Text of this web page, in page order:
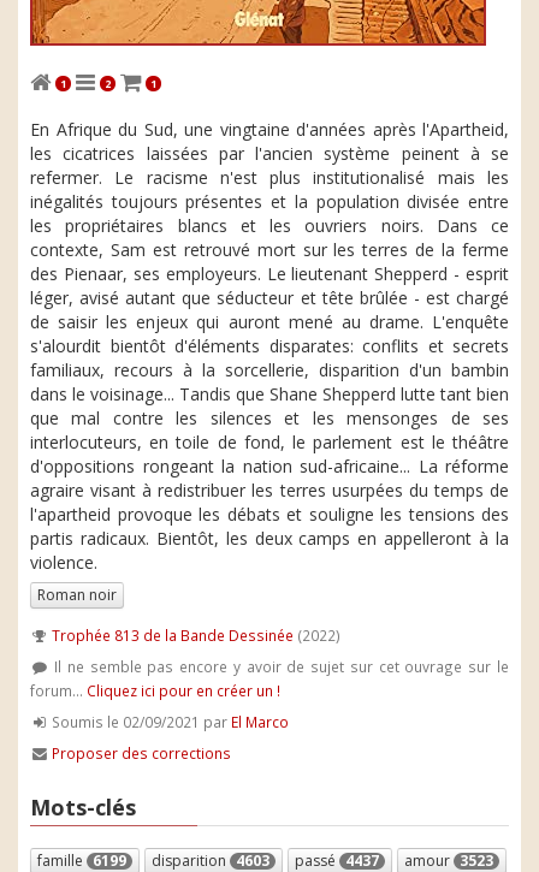
1 2 1
En Afrique du Sud, une vingtaine d'années après l'Apartheid,
les cicatrices laissées par l'ancien système peinent à se
refermer. Le racisme n'est plus institutionalisé mais les
inégalités toujours présentes et la population divisée entre
les propriétaires blancs et les ouvriers noirs. Dans ce
contexte, Sam est retrouvé mort sur les terres de la ferme
des Pienaar, ses employeurs. Le lieutenant Shepperd - esprit
léger, avisé autant que séducteur et tête brûlée - est chargé
de saisir les enjeux qui auront mené au drame. L'enquête
s'alourdit bientôt d'éléments disparates: conflits et secrets
familiaux, recours à la sorcellerie, disparition d'un bambin
dans le voisinage... Tandis que Shane Shepperd lutte tant bien
que mal contre les silences et les mensonges de ses
interlocuteurs, en toile de fond, le parlement est le théâtre
d'oppositions rongeant la nation sud-africaine... La réforme
agraire visant à redistribuer les terres usurpées du temps de
l'apartheid provoque les débats et souligne les tensions des
partis radicaux. Bientôt, les deux camps en appelleront à la
violence.
Roman noir
Trophée 813 de la Bande Dessinée (2022)
Il ne semble pas encore y avoir de sujet sur cet ouvrage sur le
forum... Cliquez ici pour en créer un !
Soumis le 02/09/2021 par El Marco
Proposer des corrections
Mots-clés
famille 6199 disparition 4603 passé 4437 amour 3523